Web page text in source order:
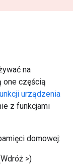
na
one częścią
urządzenia
z funkcjami
domowej:
>)